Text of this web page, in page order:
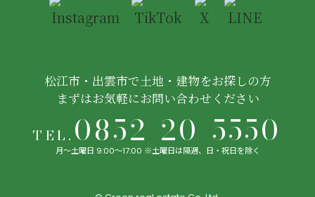
松江市・出雲市で土地・建物をお探しの方
まずはお気軽にお問い合わせください
TEL. 0852-20-5550
月〜土曜日 9:00〜17:00 ※土曜日は隔週、日・祝日を除く